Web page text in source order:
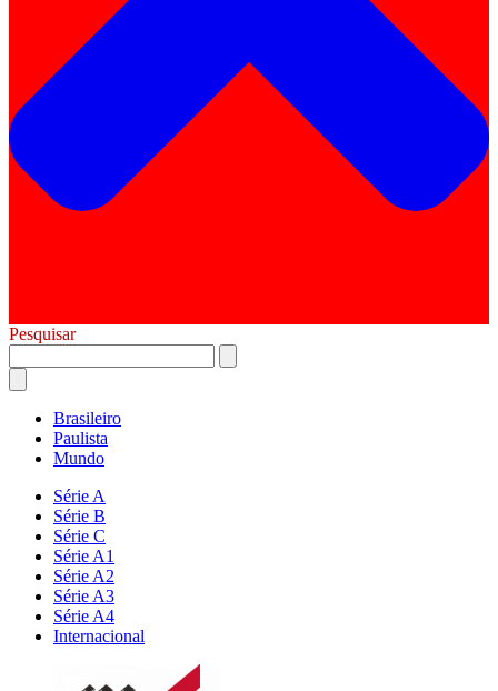
Pesquisar
Brasileiro
Paulista
Mundo
Série A
Série B
Série C
Série A1
Série A2
Série A3
Série A4
Internacional